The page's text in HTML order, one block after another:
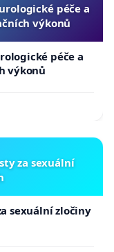
péče a
výkonů
péče a
výkonů
za sexuální
sexuální zločiny